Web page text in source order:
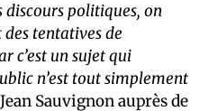
discours politiques, on
tentatives de
c’est un sujet qui
n’est tout simplement
Sauvignon auprès de